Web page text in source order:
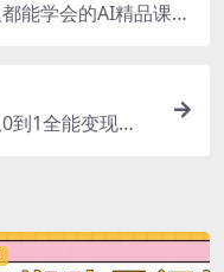
能学会的AI精品课，
到1全能变现